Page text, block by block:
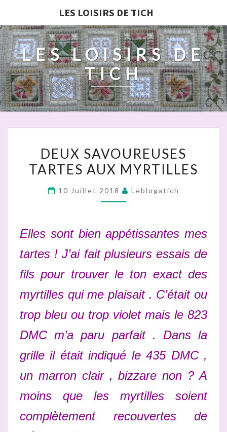
LES LOISIRS DE TICH
LES LOISIRS DE
TICH
SAVOUREUSES
TARTES
MYRTILLES
DEUX SAVOUREUSES
TARTES AUX MYRTILLES
10 Juillet 2018 Leblogatich
Elles sont bien appétissantes mes
tartes ! J’ai fait plusieurs essais de
fils pour trouver le ton exact des
myrtilles qui me plaisait . C’était ou
trop bleu ou trop violet mais le 823
DMC m’a paru parfait . Dans la
grille il était indiqué le 435 DMC ,
un marron clair , bizzare non ? A
moins que les myrtilles soient
complètement recouvertes de